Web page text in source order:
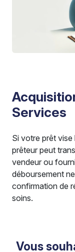
Services
Si votre prêt vise
prêteur peut
vendeur ou
déboursement
confirmation de
soins.
Vous